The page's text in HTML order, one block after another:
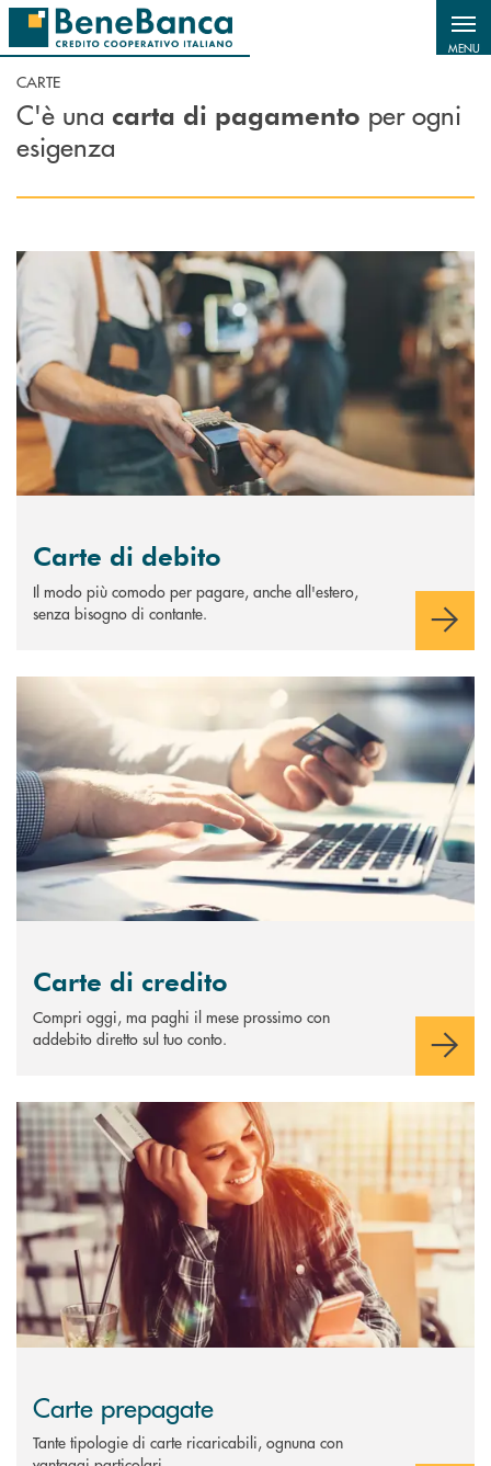
Salta al contenuto principale
MENU
CARTE
C'è una carta di pagamento per ogni
esigenza
Scopri di più Carte di debito
Carte di debito
Il modo più comodo per pagare, anche all'estero,
senza bisogno di contante.
Carte di credito
Compri oggi, ma paghi il mese prossimo con
addebito diretto sul tuo conto.
Scopri di più Carte prepagate
Carte prepagate
Tante tipologie di carte ricaricabili, ognuna con